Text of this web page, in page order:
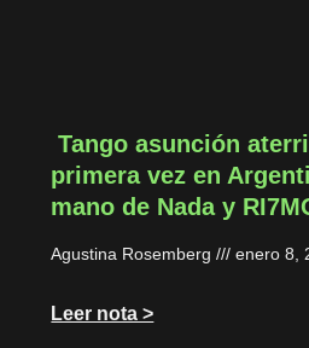
Tango asunción
primera vez en
mano de Nada y
Agustina Rosemberg enero 8,
Leer nota >